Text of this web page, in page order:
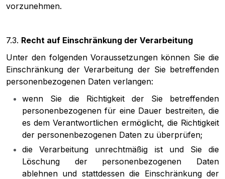
vorzunehmen.
7.3. Recht auf Einschränkung der Verarbeitung
Unter den folgenden Voraussetzungen können Sie die
Einschränkung der Verarbeitung der Sie betreffenden
personenbezogenen Daten verlangen:
wenn Sie die Richtigkeit der Sie betreffenden
personenbezogenen für eine Dauer bestreiten, die
es dem Verantwortlichen ermöglicht, die Richtigkeit
der personenbezogenen Daten zu überprüfen;
die Verarbeitung unrechtmäßig ist und Sie die
Löschung der personenbezogenen Daten
ablehnen und stattdessen die Einschränkung der